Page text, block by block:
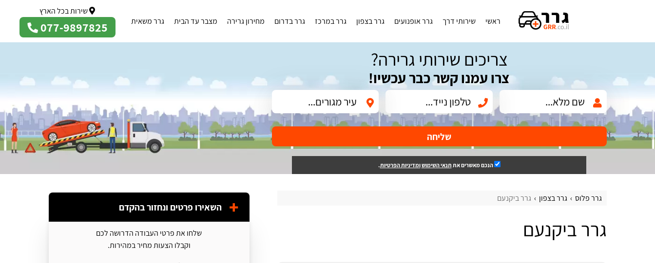
ראשי שירותי דרך גרר אופנועים גרר בצפון גרר במרכז גרר בדרום מחירון גרירה מצבר עד הבית גרר משאית
שירות בכל הארץ
077-9897825
צריכים שירותי גרירה?
צרו עמנו קשר כבר עכשיו!
שליחה
הנכם מאשרים את תנאי השימושומדיניות הפרטיות.
גרר פלוס גרר בצפון גרר ביקנעם
גרר ביקנעם
השאירו פרטים ונחזור בהקדם
שלחו את פרטי העבודה הדרושה לכם
וקבלו הצעות מחיר במהירות.